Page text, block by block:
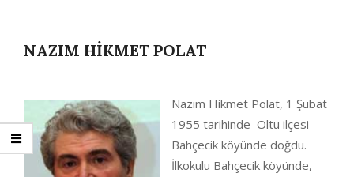
NAZIM HİKMET POLAT
Nazım Hikmet Polat, 1 Şubat
1955 tarihinde Oltu ilçesi
Bahçecik köyünde doğdu.
İlkokulu Bahçecik köyünde,